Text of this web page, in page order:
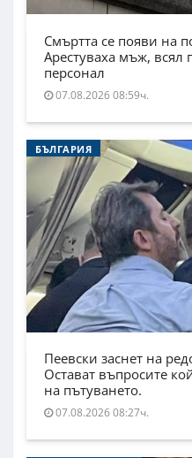
Смъртта се появи на
Арестуваха мъж, всял
персонал
07.08.2026 08:59ч.
БЪЛГАРИЯ
Пеевски заснет на
Остават въпросите
на пътуването.
07.08.2026 08:27ч.